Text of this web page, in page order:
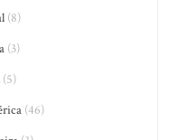
(8)
(3)
(5)
(46)